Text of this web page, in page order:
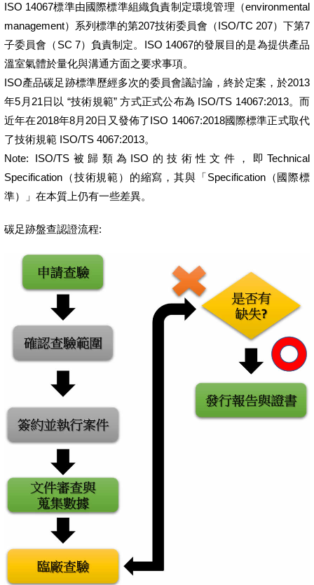
ISO 14067標準由國際標準組織負責制定環境管理（environmental
management）系列標準的第207技術委員會（ISO/TC 207）下第7
子委員會（SC 7）負責制定。ISO 14067的發展目的是為提供產品
溫室氣體於量化與溝通方面之要求事項。
ISO產品碳足跡標準歷經多次的委員會議討論，終於定案，於2013
年5月21日以 “技術規範” 方式正式公布為 ISO/TS 14067:2013。而
近年在2018年8月20日又發佈了ISO 14067:2018國際標準正式取代
了技術規範 ISO/TS 4067:2013。
Note: ISO/TS被歸類為ISO的技術性文件，即Technical
Specification（技術規範）的縮寫，其與「Specification（國際標
準）」在本質上仍有一些差異。
碳足跡盤查認證流程: